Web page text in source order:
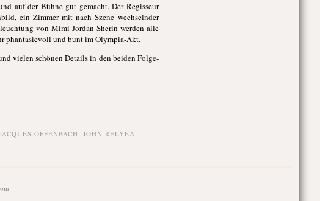
auf der Bühne gut gemacht. Der Regisseur
ein Zimmer mit nach Szene wechselnder
von Mimi Jordan Sherin werden alle
phantasievoll und bunt im Olympia-Akt.
vielen schönen Details in den beiden Folge-
JACQUES OFFENBACH, JOHN RELYEA,